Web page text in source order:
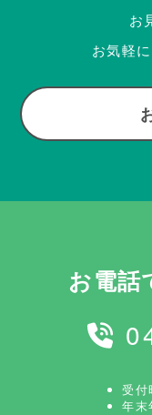
お
お気軽
お電話
受
年末